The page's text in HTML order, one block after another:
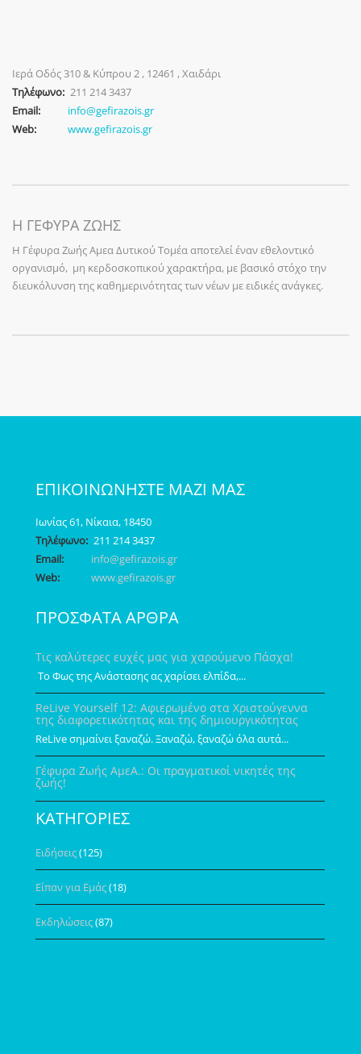
Ιερά Οδός 310 & Κύπρου 2 , 12461 , Χαιδάρι
Τηλέφωνο:211 214 3437
Email:
info@gefirazois.gr
Web:
www.gefirazois.gr
Η ΓΕΦΥΡΑ ΖΩΗΣ
Η Γέφυρα Ζωής Αμεα Δυτικού Τομέα αποτελεί έναν εθελοντικό
οργανισμό, μη κερδοσκοπικού χαρακτήρα, με βασικό στόχο την
διευκόλυνση της καθημερινότητας των νέων με ειδικές ανάγκες.
ΕΠΙΚΟΙΝΩΝΗΣΤΕ ΜΑΖΙ ΜΑΣ
Ιωνίας 61, Νίκαια, 18450
Τηλέφωνο:211 214 3437
Email:
info@gefirazois.gr
Web:
www.gefirazois.gr
ΠΡΟΣΦΑΤΑ ΑΡΘΡΑ
Τις καλύτερες ευχές μας για χαρούμενο Πάσχα!
Το Φως της Ανάστασης ας χαρίσει ελπίδα,...
ReLive Yourself 12: Αφιερωμένο στα Χριστούγεννα
της διαφορετικότητας και της δημιουργικότητας
ReLive σημαίνει ξαναζώ. Ξαναζώ, ξαναζώ όλα αυτά...
Γέφυρα Ζωής ΑμεΑ.: Οι πραγματικοί νικητές της
ζωής!
ΚΑΤΗΓΟΡΙΕΣ
Ειδήσεις(125)
Είπαν για Εμάς(18)
Εκδηλώσεις(87)